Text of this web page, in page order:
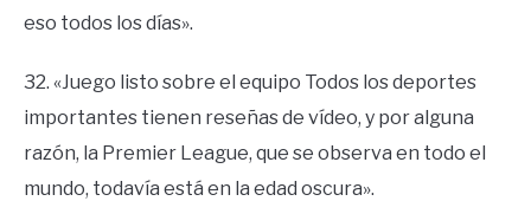
eso todos los días».
32. «Juego listo sobre el equipo Todos los deportes
importantes tienen reseñas de vídeo, y por alguna
razón, la Premier League, que se observa en todo el
mundo, todavía está en la edad oscura».